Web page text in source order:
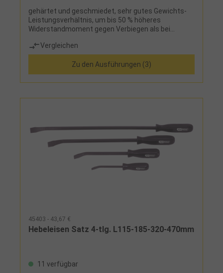
gehärtet und geschmiedet, sehr gutes Gewichts-
Leistungsverhältnis, um bis 50 % höheres
Widerstandmoment gegen Verbiegen als bei
Vergleichen
Zu den Ausführungen (3)
45403 - 43,67 €
Hebeleisen Satz 4-tlg. L115-185-320-470mm
11 verfügbar